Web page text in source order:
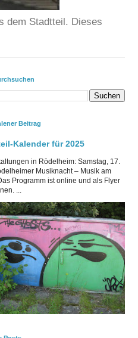
dem Stadtteil. Dieses
Beitrag
Kalender für 2025
in Rödelheim: Samstag, 17.
Musiknacht – Musik am
Programm ist online und als Flyer
...